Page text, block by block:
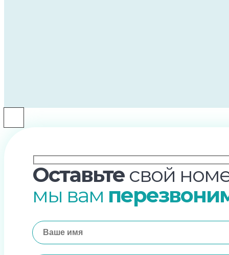
Оставьте свой
мы вам